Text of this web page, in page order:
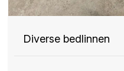
Diverse bedlinnen